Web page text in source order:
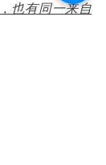
也有同一来自